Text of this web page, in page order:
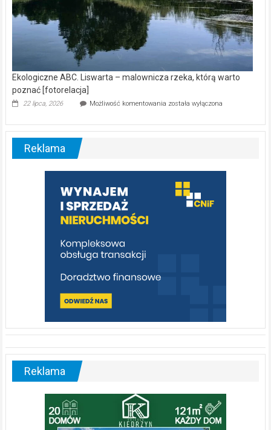
Ekologiczne ABC. Liswarta – malownicza rzeka, którą warto
poznać [fotorelacja]
22 lipca, 2026 Możliwość komentowania Ekologiczne
–
warto
poznać
[fotorelacja]
została wyłączona
Reklama
Reklama